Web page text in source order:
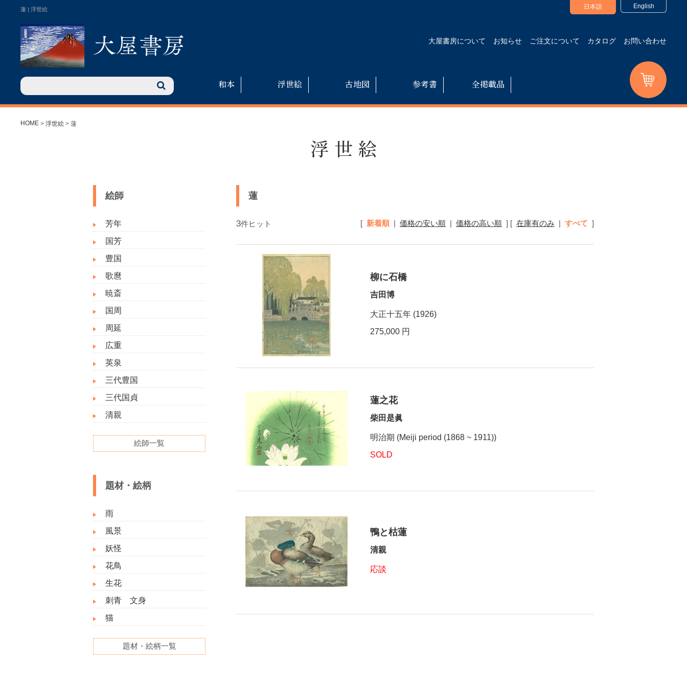
蓮 | 浮世絵 日本語 English
大屋書房について お知らせ ご注文について カタログ お問い合わせ
和本 浮世絵 古地図 参考書 全掲載品
HOME > 浮世絵 > 蓮
浮世絵
蓮
3件ヒット [ 新着順 | 価格の安い順 | 価格の高い順 ] [ 在庫有のみ | すべて ]
柳に石橋
吉田博
大正十五年 (1926)
275,000 円
蓮之花
柴田是眞
明治期 (Meiji period (1868 ~ 1911))
SOLD
鴨と枯蓮
清親
応談
絵師
芳年
国芳
豊国
歌麿
暁斎
国周
周延
広重
英泉
三代豊国
三代国貞
清親
絵師一覧
題材・絵柄
雨
風景
妖怪
花鳥
生花
刺青 文身
猫
題材・絵柄一覧